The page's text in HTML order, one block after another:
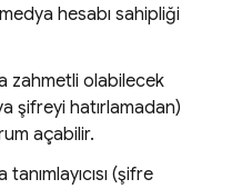
hesabı sahipliği
zahmetli olabilecek
şifreyi hatırlamadan)
açabilir.
(şifre